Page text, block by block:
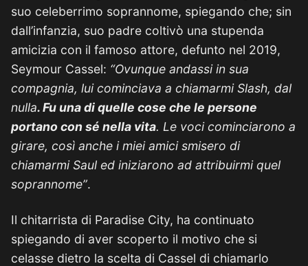
suo celeberrimo soprannome, spiegando che; sin
dall’infanzia, suo padre coltivò una stupenda
amicizia con il famoso attore, defunto nel 2019,
Seymour Cassel: “Ovunque andassi in sua
compagnia, lui cominciava a chiamarmi Slash, dal
nulla. Fu una di quelle cose che le persone
portano con sé nella vita. Le voci cominciarono a
girare, così anche i miei amici smisero di
chiamarmi Saul ed iniziarono ad attribuirmi quel
soprannome”.
Il chitarrista di Paradise City, ha continuato
spiegando di aver scoperto il motivo che si
celasse dietro la scelta di Cassel di chiamarlo